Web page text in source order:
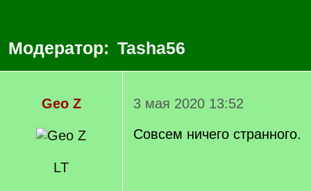
Модератор: Tasha56
Geo Z
LT
3 мая 2020 13:52
Совсем ничего странного.